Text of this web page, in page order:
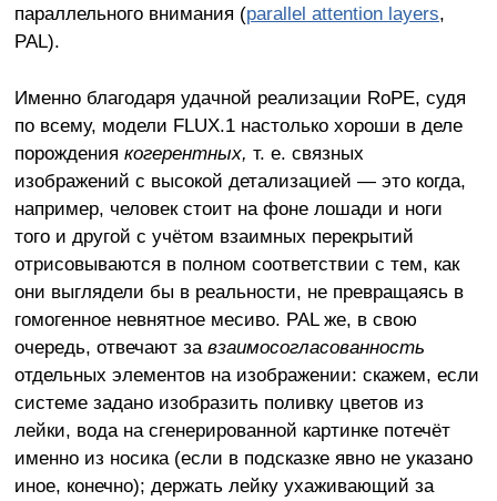
параллельного внимания (parallel attention layers,
PAL).
Именно благодаря удачной реализации RoPE, судя
по всему, модели FLUX.1 настолько хороши в деле
порождения когерентных, т. е. связных
изображений с высокой детализацией — это когда,
например, человек стоит на фоне лошади и ноги
того и другой с учётом взаимных перекрытий
отрисовываются в полном соответствии с тем, как
они выглядели бы в реальности, не превращаясь в
гомогенное невнятное месиво. PAL же, в свою
очередь, отвечают за взаимосогласованность
отдельных элементов на изображении: скажем, если
системе задано изобразить поливку цветов из
лейки, вода на сгенерированной картинке потечёт
именно из носика (если в подсказке явно не указано
иное, конечно); держать лейку ухаживающий за